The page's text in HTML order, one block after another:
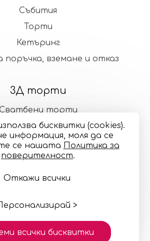
Събития
Торти
Кетъринг
поръчка, вземане и отказ
3Д торти
торти
торти
корекции в декорацията и
цветовете
на спорове
върху Creativiso® Xpress™
бисквитки (cookies).
информация, моля да се
се нашaтa Политика за
поверителност.
Откажи всички
>
всички бисквитки